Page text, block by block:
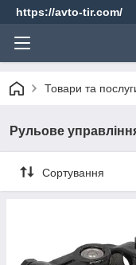
https://avto-tir.com/
Товари та
Рульове
Сортування